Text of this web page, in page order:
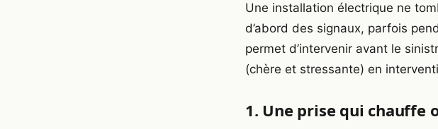
Une installation électrique ne
d’abord des signaux, parfois
permet d’intervenir avant le
(chère et stressante) en
1. Une prise qui chauffe